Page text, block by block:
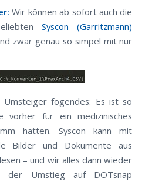
Wir können ab sofort auch die
Syscon (Garritzmann)
zwar genau so simpel mit nur
fogendes: Es ist so
vorher für ein medizinisches
hatten. Syscon kann mit
Bilder und Dokumente aus
– und wir alles dann wieder
der Umstieg auf DOTsnap